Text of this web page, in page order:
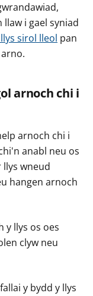
i gael syniad
sirol lleol pan
arnoch chi i
arnoch chi i
anabl neu os
llys wneud
hangen arnoch
y llys os oes
clyw neu
y bydd y llys